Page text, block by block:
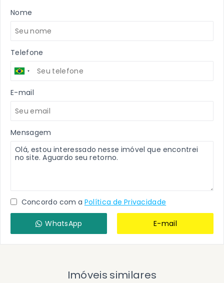
Nome
Telefone
E-mail
Mensagem
Concordo com a Política de Privacidade
WhatsApp E-mail
Imóveis similares